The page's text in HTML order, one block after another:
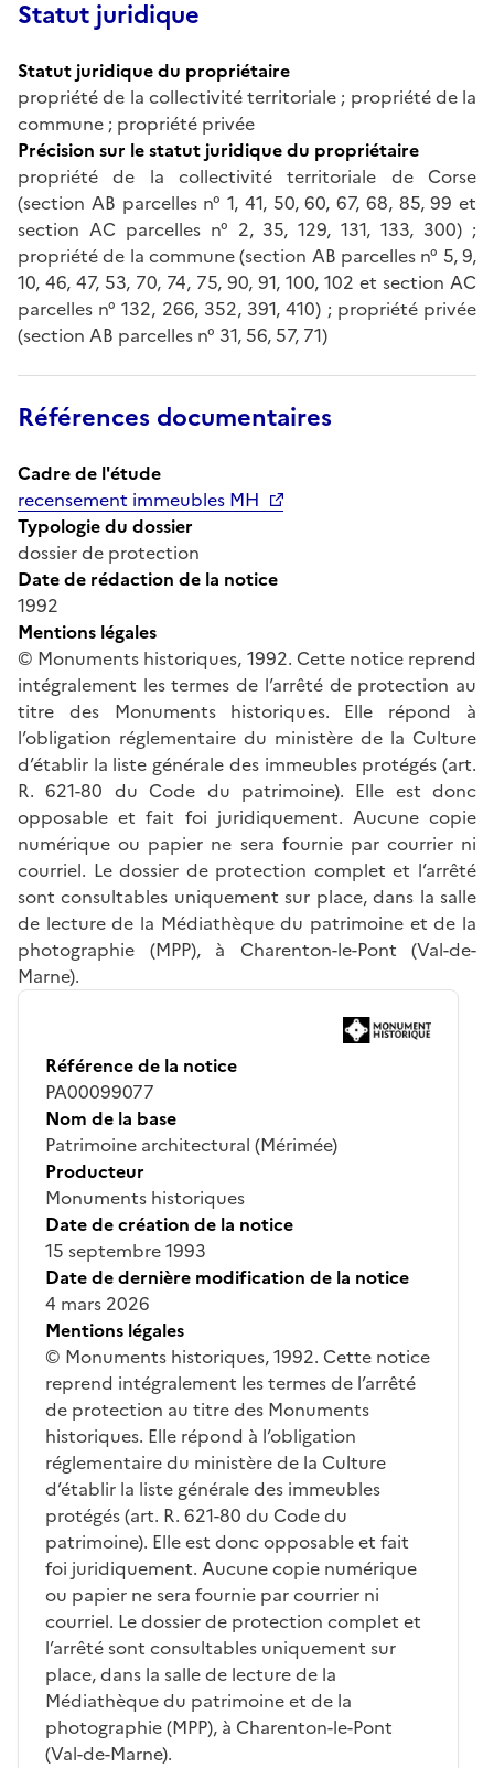
Statut juridique
Statut juridique du propriétaire
propriété de la collectivité territoriale ; propriété de la
commune ; propriété privée
Précision sur le statut juridique du propriétaire
propriété de la collectivité territoriale de Corse
(section AB parcelles n° 1, 41, 50, 60, 67, 68, 85, 99 et
section AC parcelles n° 2, 35, 129, 131, 133, 300) ;
propriété de la commune (section AB parcelles n° 5, 9,
10, 46, 47, 53, 70, 74, 75, 90, 91, 100, 102 et section AC
parcelles n° 132, 266, 352, 391, 410) ; propriété privée
(section AB parcelles n° 31, 56, 57, 71)
Références documentaires
Cadre de l'étude
recensement immeubles MH
Typologie du dossier
dossier de protection
Date de rédaction de la notice
1992
Mentions légales
© Monuments historiques, 1992. Cette notice reprend
intégralement les termes de l’arrêté de protection au
titre des Monuments historiques. Elle répond à
l’obligation réglementaire du ministère de la Culture
d’établir la liste générale des immeubles protégés (art.
R. 621-80 du Code du patrimoine). Elle est donc
opposable et fait foi juridiquement. Aucune copie
numérique ou papier ne sera fournie par courrier ni
courriel. Le dossier de protection complet et l’arrêté
sont consultables uniquement sur place, dans la salle
de lecture de la Médiathèque du patrimoine et de la
photographie (MPP), à Charenton-le-Pont (Val-de-
Marne).
Référence de la notice
PA00099077
Nom de la base
Patrimoine architectural (Mérimée)
Producteur
Monuments historiques
Date de création de la notice
15 septembre 1993
Date de dernière modification de la notice
4 mars 2026
Mentions légales
© Monuments historiques, 1992. Cette notice
reprend intégralement les termes de l’arrêté
de protection au titre des Monuments
historiques. Elle répond à l’obligation
réglementaire du ministère de la Culture
d’établir la liste générale des immeubles
protégés (art. R. 621-80 du Code du
patrimoine). Elle est donc opposable et fait
foi juridiquement. Aucune copie numérique
ou papier ne sera fournie par courrier ni
courriel. Le dossier de protection complet et
l’arrêté sont consultables uniquement sur
place, dans la salle de lecture de la
Médiathèque du patrimoine et de la
photographie (MPP), à Charenton-le-Pont
(Val-de-Marne).